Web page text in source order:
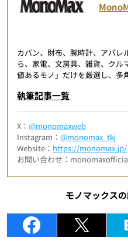
カバン、財布、腕時計、アパレ
ら、家電、文房具、雑貨、ク
値あるモノ」だけを厳選し、多
執筆記事一覧
X：@monomaxweb
Instagram：@monomax_tkj
Website： https://monomax.jp/
お問い合わせ：
モノマックス